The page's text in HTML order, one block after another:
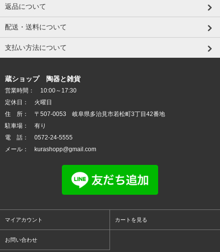
返品について
配送・送料について
支払い方法について
蔵ショップ 陶器と雑貨
営業時間： 10:00～17:30
定休日： 火曜日
住 所： 〒507-0053 岐阜県多治見市若松町3丁目42番地
駐車場： 有り
電 話： 0572-24-5555
メール： kurashopp@gmail.com
マイアカウント カートを見る
お問い合わせ